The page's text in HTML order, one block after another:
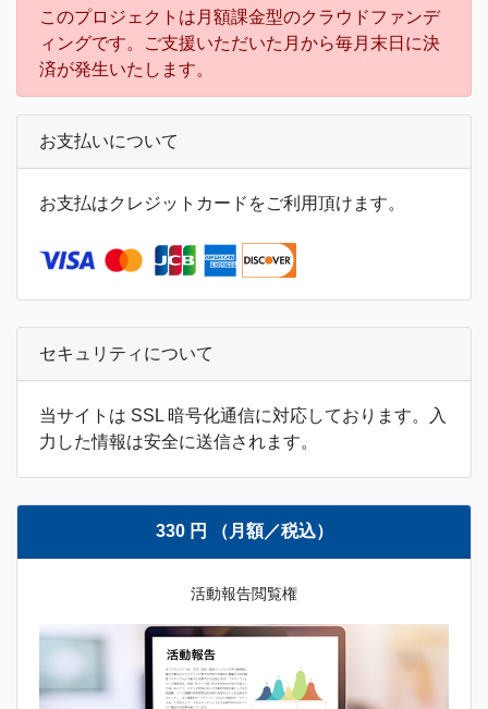
このプロジェクトは月額課金型のクラウドファンデ
ィングです。ご支援いただいた月から毎月末日に決
済が発生いたします。
お支払いについて
お支払はクレジットカードをご利用頂けます。
セキュリティについて
当サイトは SSL 暗号化通信に対応しております。入
力した情報は安全に送信されます。
330 円 （月額／税込）
活動報告閲覧権